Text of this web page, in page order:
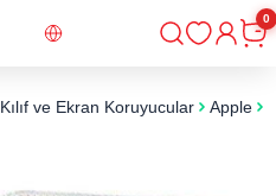
Giriş
0
Kılıf ve Ekran Koruyucular Apple